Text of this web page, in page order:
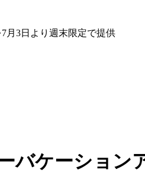
月3日より週末限定で提供
バケーション